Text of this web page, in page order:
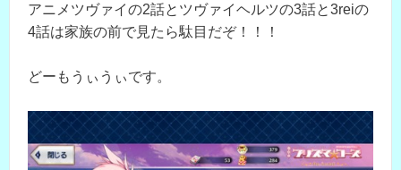
アニメツヴァイの2話とツヴァイヘルツの3話と3reiの
4話は家族の前で見たら駄目だぞ！！！
どーもうぃうぃです。